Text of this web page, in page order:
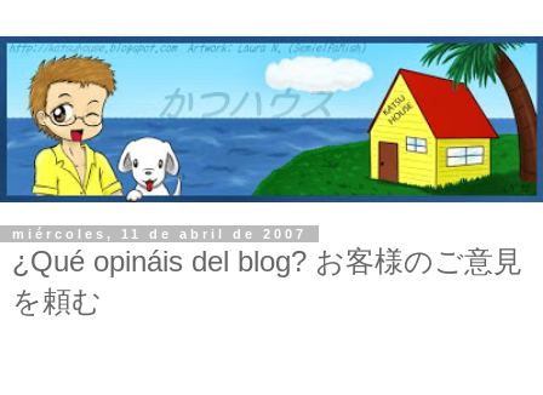
miércoles, 11 de abril de 2007
¿Qué opináis del blog? お客様のご意見
を頼む